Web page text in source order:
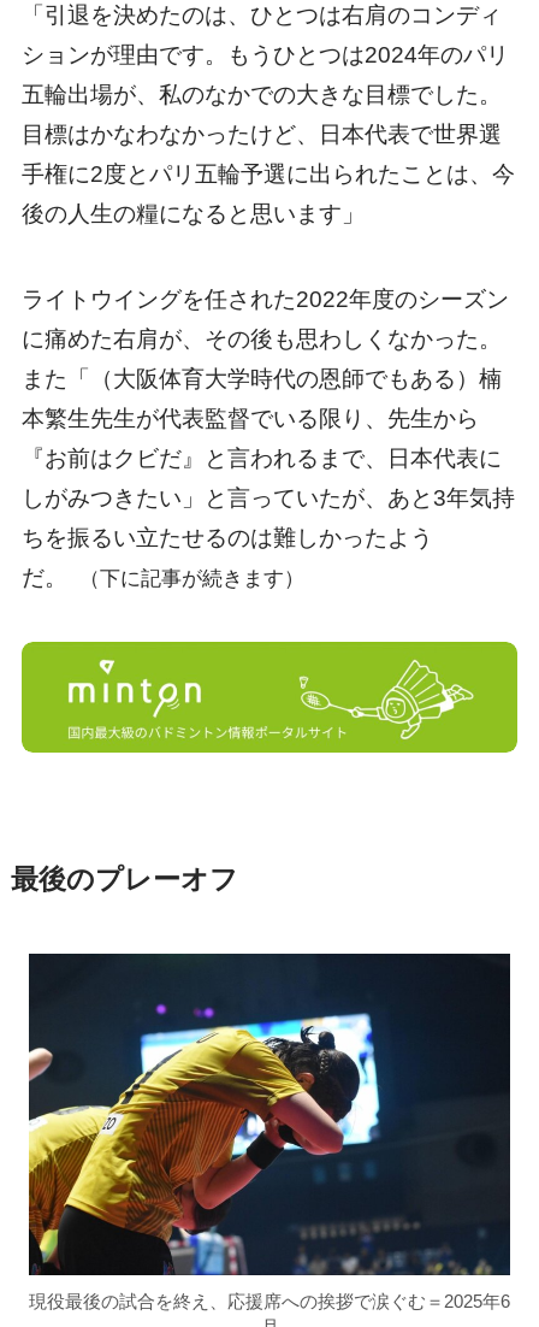
「引退を決めたのは、ひとつは右肩のコンディ
ションが理由です。もうひとつは2024年のパリ
五輪出場が、私のなかでの大きな目標でした。
目標はかなわなかったけど、日本代表で世界選
手権に2度とパリ五輪予選に出られたことは、今
後の人生の糧になると思います」
ライトウイングを任された2022年度のシーズン
に痛めた右肩が、その後も思わしくなかった。
また「（大阪体育大学時代の恩師でもある）楠
本繁生先生が代表監督でいる限り、先生から
『お前はクビだ』と言われるまで、日本代表に
しがみつきたい」と言っていたが、あと3年気持
ちを振るい立たせるのは難しかったよう
だ。
（下に記事が続きます）
最後のプレーオフ
現役最後の試合を終え、応援席への挨拶で涙ぐむ＝2025年6